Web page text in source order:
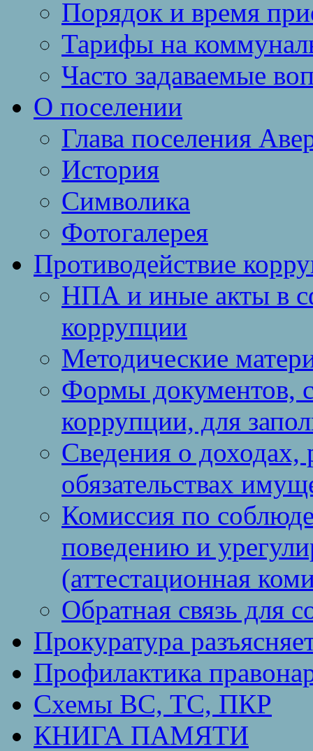
Порядок и время
Тарифы на
Часто задаваемые
О поселении
Глава поселения
История
Символика
Фотогалерея
Противодействие
НПА и иные акты в
коррупции
Методические
Формы документов,
коррупции, для
Сведения о доходах,
обязательствах
Комиссия по
поведению и
(аттестационная
Обратная связь для
Прокуратура
Профилактика
Схемы ВС, ТС, ПКР
КНИГА ПАМЯТИ